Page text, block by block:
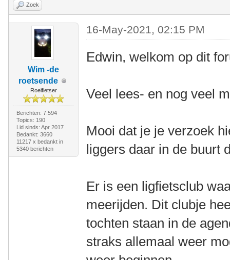
Zoek
Wim -de
roetsende
Roeifietser
Berichten: 7.594
Topics: 190
Lid sinds: Apr 2017
Bedankt: 3660
11217 x bedankt in
5340 berichten
16-May-2021, 02:15 PM
Edwin, welkom op dit
Veel lees- en nog veel
Mooi dat je je verzoek
liggers daar in de buurt
Er is een ligfietsclub
meerijden. Dit clubje
tochten staan in de
straks allemaal weer